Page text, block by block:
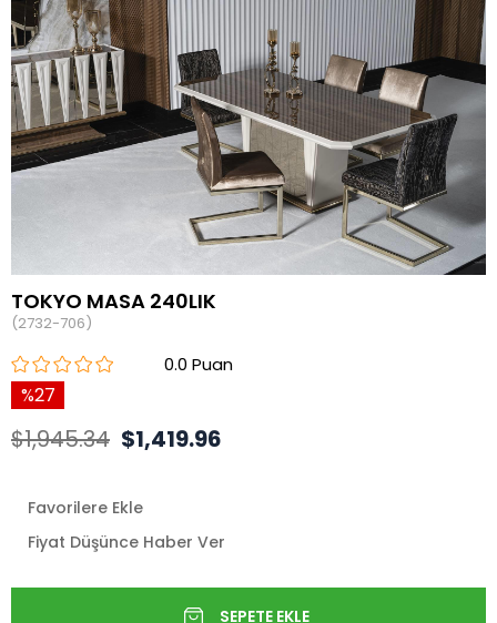
TOKYO MASA 240LIK
(2732-706)
0.0
27
$1,945.34 $1,419.96
Favorilere Ekle
Fiyat Düşünce Haber Ver